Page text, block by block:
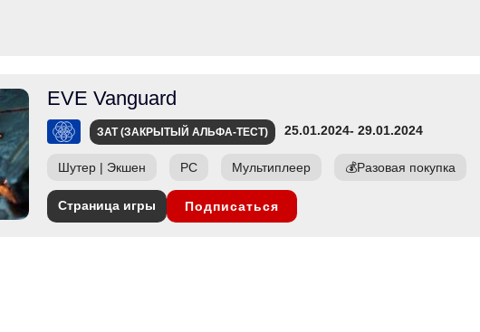
EVE Vanguard
ЗАТ (ЗАКРЫТЫЙ АЛЬФА-ТЕСТ) 25.01.2024- 29.01.2024
Шутер | Экшен PC Мультиплеер 💰Разовая покупка
Страница игры Подписаться